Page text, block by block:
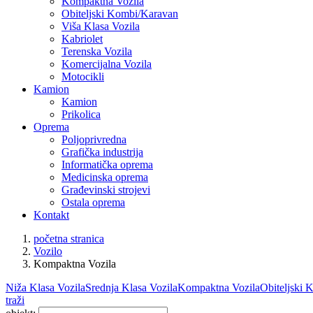
Obiteljski Kombi/Karavan
Viša Klasa Vozila
Kabriolet
Terenska Vozila
Komercijalna Vozila
Motocikli
Kamion
Kamion
Prikolica
Oprema
Poljoprivredna
Grafička industrija
Informatička oprema
Medicinska oprema
Građevinski strojevi
Ostala oprema
Kontakt
početna stranica
Vozilo
Kompaktna Vozila
Niža Klasa VozilaSrednja Klasa VozilaKompaktna VozilaObiteljski
traži